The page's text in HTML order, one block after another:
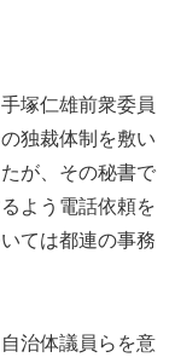
塚仁雄前衆委員
独裁体制を敷い
が、その秘書で
よう電話依頼を
ては都連の事務
治体議員らを意